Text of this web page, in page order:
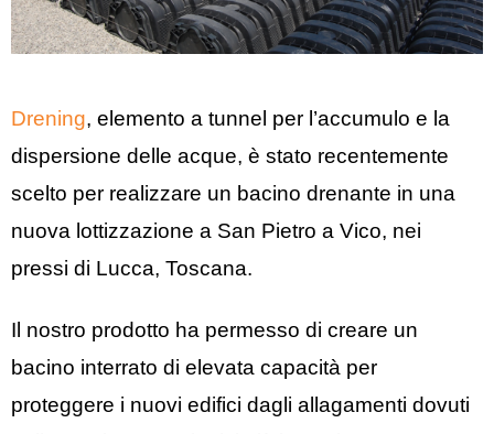
Drening, elemento a tunnel per l’accumulo e la
dispersione delle acque, è stato recentemente
scelto per realizzare un bacino drenante in una
nuova lottizzazione a San Pietro a Vico, nei
pressi di Lucca, Toscana.
Il nostro prodotto ha permesso di creare un
bacino interrato di elevata capacità per
proteggere i nuovi edifici dagli allagamenti dovuti